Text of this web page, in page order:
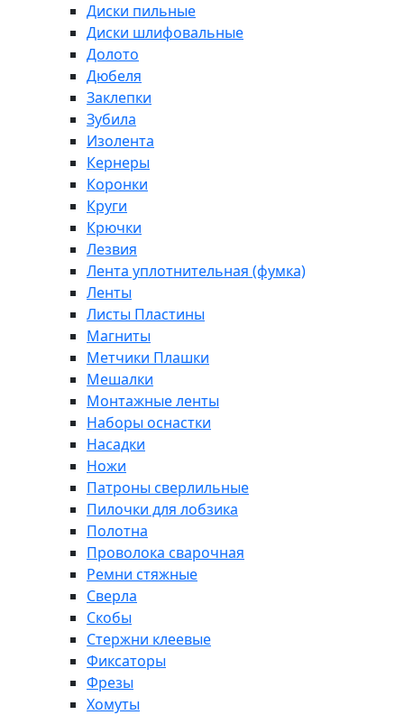
Диски пильные
Диски шлифовальные
Долото
Дюбеля
Заклепки
Зубила
Изолента
Кернеры
Коронки
Круги
Крючки
Лезвия
Лента уплотнительная (фумка)
Ленты
Листы Пластины
Магниты
Метчики Плашки
Мешалки
Монтажные ленты
Наборы оснастки
Насадки
Ножи
Патроны сверлильные
Пилочки для лобзика
Полотна
Проволока сварочная
Ремни стяжные
Сверла
Скобы
Стержни клеевые
Фиксаторы
Фрезы
Хомуты